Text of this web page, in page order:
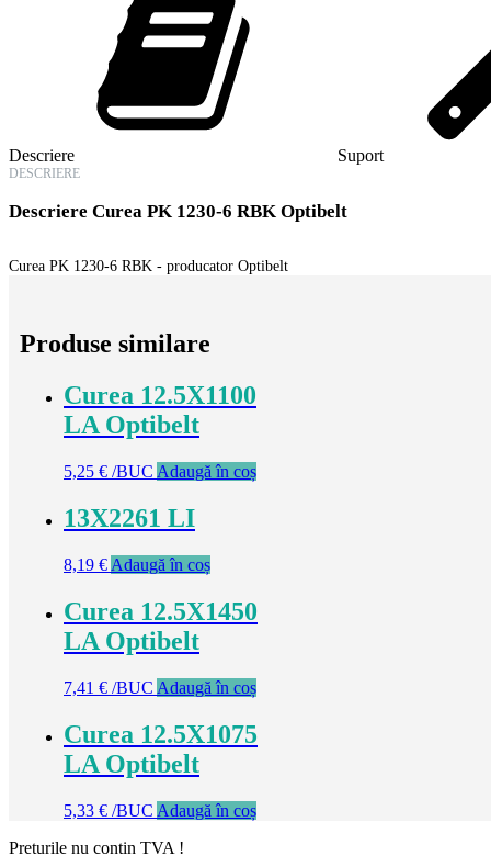
Descriere Suport
DESCRIERE
Descriere Curea PK 1230-6 RBK Optibelt
Curea PK 1230-6 RBK - producator Optibelt
Produse similare
Curea 12.5X1100
LA Optibelt
5,25 € /BUC Adaugă în coș
13X2261 LI
8,19 € Adaugă în coș
Curea 12.5X1450
LA Optibelt
7,41 € /BUC Adaugă în coș
Curea 12.5X1075
LA Optibelt
5,33 € /BUC Adaugă în coș
Preturile nu contin TVA !